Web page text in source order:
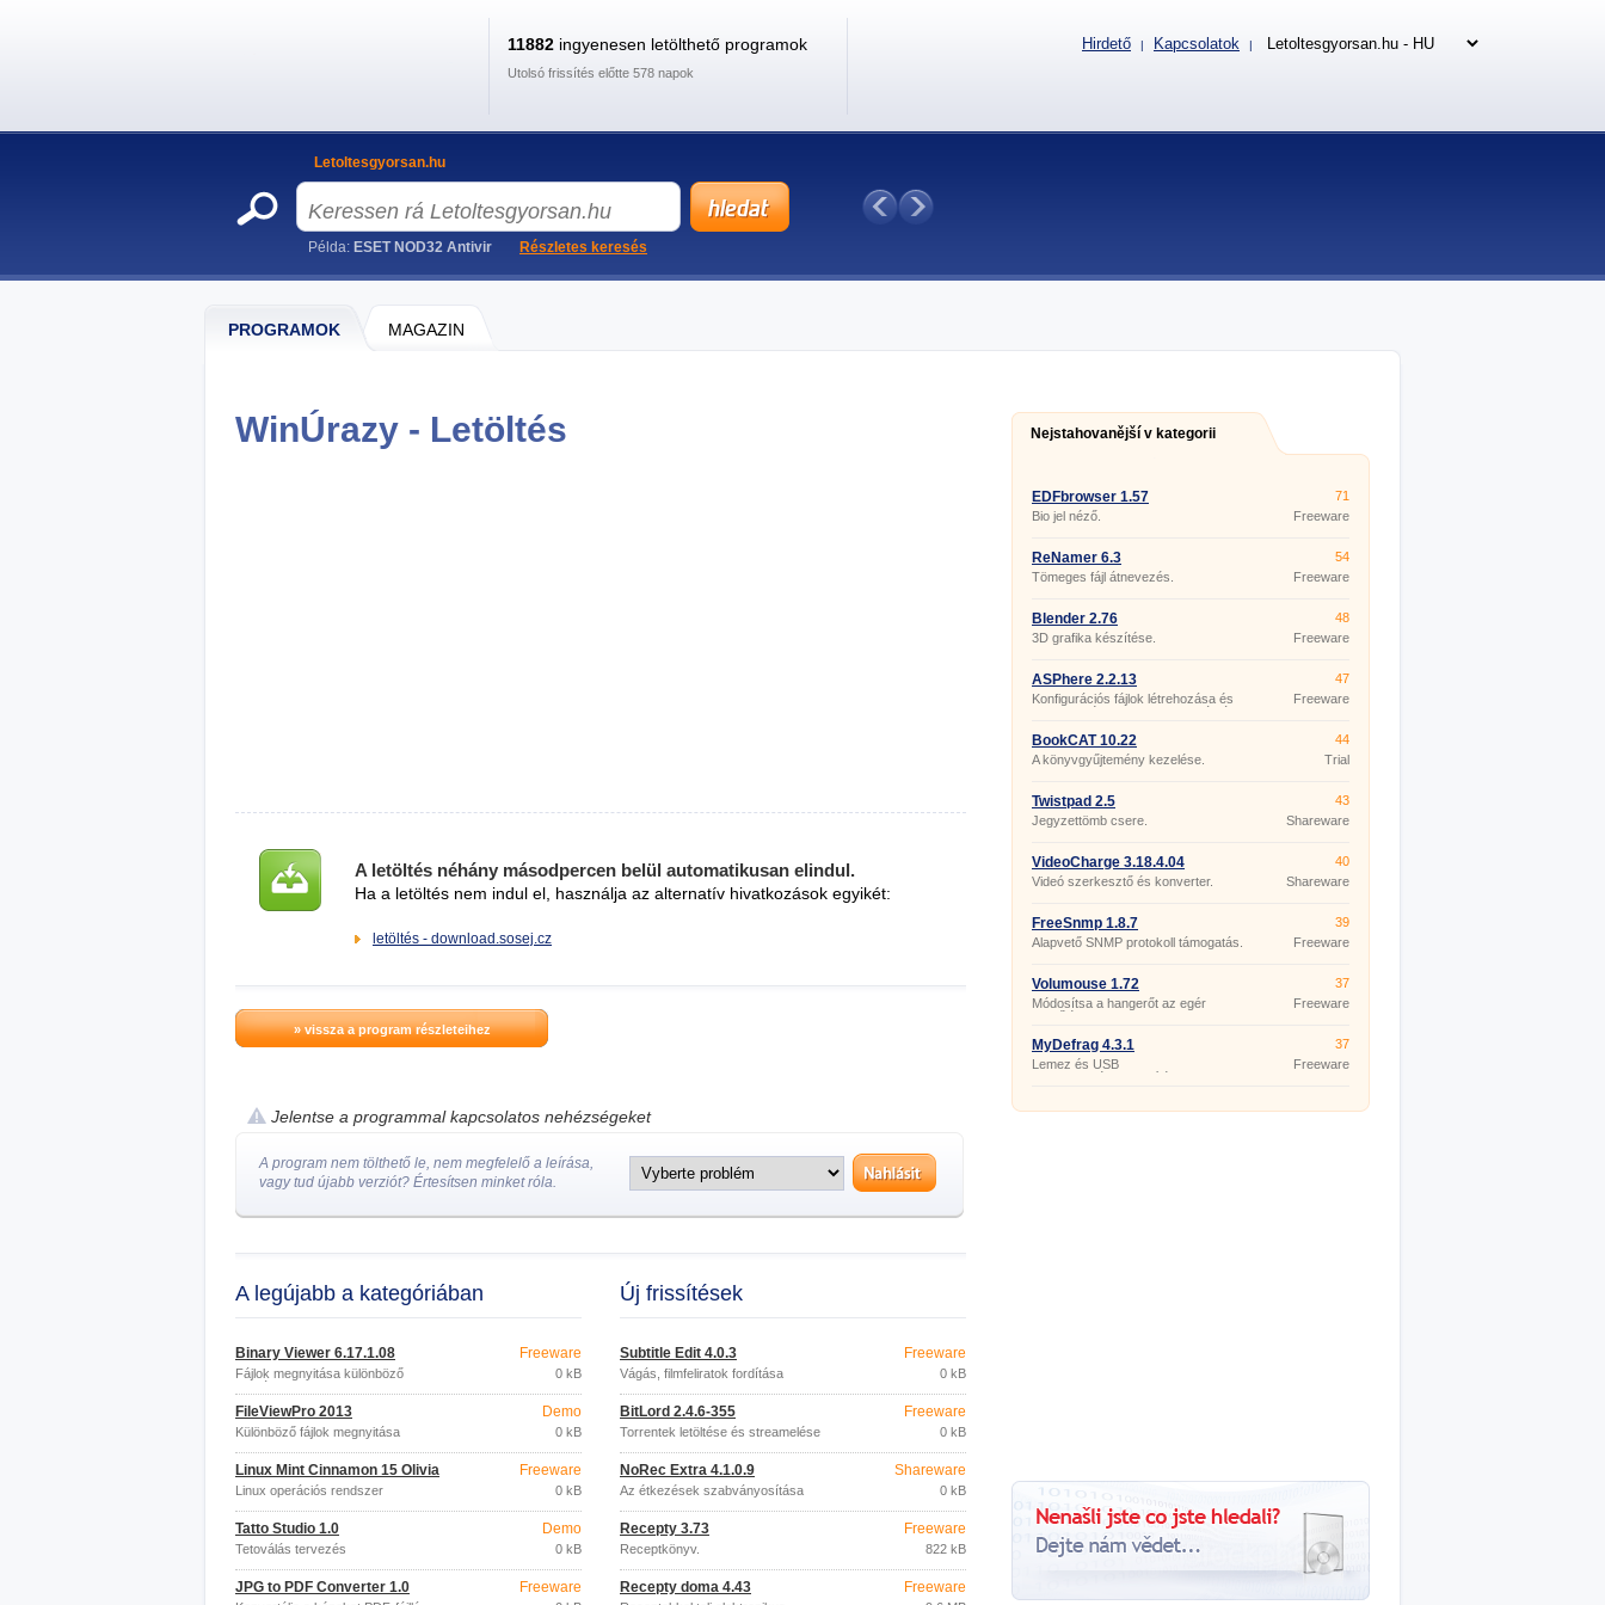
PROGRAMOK MAGAZIN
WinÚrazy - Letöltés
A letöltés néhány másodpercen belül automatikusan elindul.
Ha a letöltés nem indul el, használja az alternatív hivatkozások egyikét:
letöltés - download.sosej.cz
» vissza a program részleteihez
Jelentse a programmal kapcsolatos nehézségeket
A program nem tölthető le, nem megfelelő a leírása,
vagy tud újabb verziót? Értesítsen minket róla.
A legújabb a kategóriában
Binary Viewer 6.17.1.08
Fájlok megnyitása különböző
formátumokban
Freeware
0 kB
FileViewPro 2013
Különböző fájlok megnyitása
Demo
0 kB
Linux Mint Cinnamon 15 Olivia
Linux operációs rendszer
Freeware
0 kB
Tatto Studio 1.0
Tetoválás tervezés
Demo
0 kB
JPG to PDF Converter 1.0 Freeware
Új frissítések
Subtitle Edit 4.0.3
Vágás, filmfeliratok fordítása
Freeware
0 kB
BitLord 2.4.6-355
Torrentek letöltése és streamelése
Freeware
0 kB
NoRec Extra 4.1.0.9
Az étkezések szabványosítása
Shareware
0 kB
Recepty 3.73
Receptkönyv.
Freeware
822 kB
Recepty doma 4.43 Freeware
Nejstahovanější v kategorii
EDFbrowser 1.57
Bio jel néző.
71
Freeware
ReNamer 6.3
Tömeges fájl átnevezés.
54
Freeware
Blender 2.76
3D grafika készítése.
48
Freeware
ASPhere 2.2.13
Konfigurációs fájlok létrehozása és
szerkesztése az ASP.NET számára.
47
Freeware
BookCAT 10.22
A könyvgyűjtemény kezelése.
44
Trial
Twistpad 2.5
Jegyzettömb csere.
43
Shareware
VideoCharge 3.18.4.04
Videó szerkesztő és konverter.
40
Shareware
FreeSnmp 1.8.7
Alapvető SNMP protokoll támogatás.
39
Freeware
Volumouse 1.72
Módosítsa a hangerőt az egér
görgőjével.
37
Freeware
MyDefrag 4.3.1
Lemez és USB
töredezettségmentesítés.
37
Freeware
11882 ingyenesen letölthető programok
Utolsó frissítés előtte 578 napok
Hirdető | Kapcsolatok |
Letoltesgyorsan.hu
Példa: ESET NOD32 Antivir Részletes keresés